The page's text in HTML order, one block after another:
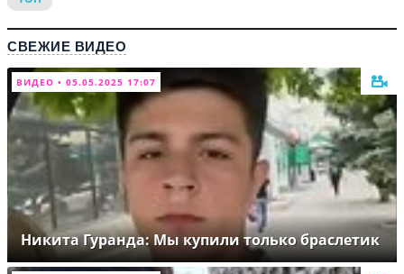
СВЕЖИЕ ВИДЕО
ВИДЕО • 05.05.2025 17:07
Никита Гуранда: Мы купили только браслетик